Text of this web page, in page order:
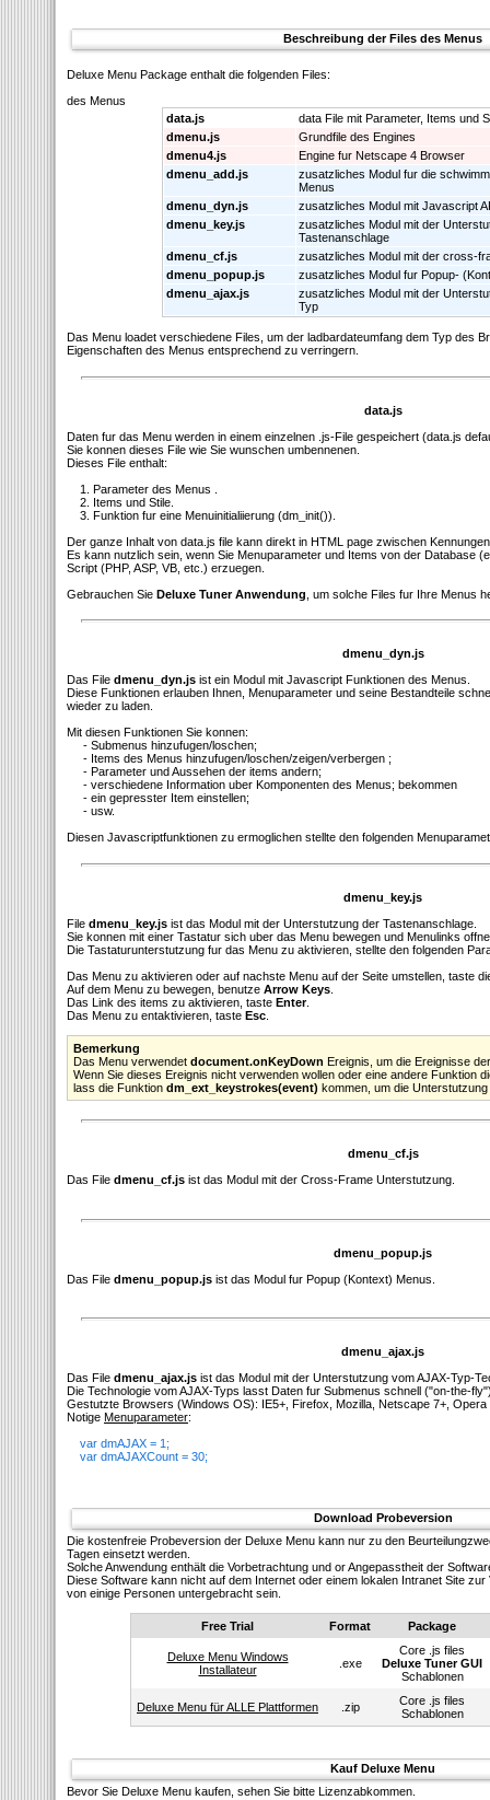
Beschreibung der Files des Menus
Deluxe Menu Package enthalt die folgenden Files:
des Menus
data.js
data File mit Parameter, Items und
dmenu.js
Grundfile des Engines
dmenu4.js
Engine fur Netscape 4 Browser
dmenu_add.js
zusatzliches Modul fur die
Menus
dmenu_dyn.js
zusatzliches Modul mit Javascript
dmenu_key.js
zusatzliches Modul mit der
Tastenanschlage
dmenu_cf.js
zusatzliches Modul mit der cross-
dmenu_popup.js
zusatzliches Modul fur Popup-
dmenu_ajax.js
zusatzliches Modul mit der
Typ
Das Menu loadet verschiedene Files, um der ladbardateumfang dem Typ des
Eigenschaften des Menus entsprechend zu verringern.
data.js
Daten fur das Menu werden in einem einzelnen .js-File gespeichert (data.js
Sie konnen dieses File wie Sie wunschen umbennenen.
Dieses File enthalt:
1. Parameter des Menus .
2. Items und Stile.
3. Funktion fur eine Menuinitialiierung (dm_init()).
Der ganze Inhalt von data.js file kann direkt in HTML page zwischen
Es kann nutzlich sein, wenn Sie Menuparameter und Items von der Database
Script (PHP, ASP, VB, etc.) erzuegen.
Gebrauchen Sie Deluxe Tuner Anwendung , um solche Files fur Ihre Menus
dmenu_dyn.js
Das File dmenu_dyn.js ist ein Modul mit Javascript Funktionen des Menus.
Diese Funktionen erlauben Ihnen, Menuparameter und seine Bestandteile
wieder zu laden.
Mit diesen Funktionen Sie konnen:
- Submenus hinzufugen/loschen;
- Items des Menus hinzufugen/loschen/zeigen/verbergen ;
- Parameter und Aussehen der items andern;
- verschiedene Information uber Komponenten des Menus; bekommen
- ein gepresster Item einstellen;
- usw.
Diesen Javascriptfunktionen zu ermoglichen stellte den folgenden
dmenu_key.js
File dmenu_key.js ist das Modul mit der Unterstutzung der Tastenanschlage.
Sie konnen mit einer Tastatur sich uber das Menu bewegen und Menulinks
Die Tastaturunterstutzung fur das Menu zu aktivieren, stellte den folgenden
Das Menu zu aktivieren oder auf nachste Menu auf der Seite umstellen, taste
Auf dem Menu zu bewegen, benutze Arrow Keys
Das Link des items zu aktivieren, taste Enter.
Das Menu zu entaktivieren, taste Esc
Bemerkung
Das Menu verwendet document.onKeyDown Ereignis, um die Ereignisse
Wenn Sie dieses Ereignis nicht verwenden wollen oder eine andere Funktion
lass die Funktion dm_ext_keystrokes(event) kommen, um die
dmenu_cf.js
Das File dmenu_cf.js ist das Modul mit der Cross-Frame Unterstutzung.
dmenu_popup.js
Das File dmenu_popup.js ist das Modul fur Popup (Kontext) Menus.
dmenu_ajax.js
Das File dmenu_ajax.js ist das Modul mit der Unterstutzung vom AJAX-Typ-
Die Technologie vom AJAX-Typs lasst Daten fur Submenus schnell ("on-the-
Gestutzte Browsers (Windows OS): IE5+, Firefox, Mozilla, Netscape 7+, Opera
Notige Menuparameter:
var dmAJAX = 1;
var dmAJAXCount = 30;
Download Probeversion
Die kostenfreie Probeversion der Deluxe Menu kann nur zu den
Tagen einsetzt werden.
Solсhe Anwendung enthält die Vorbetrachtung und or Angepasstheit der
Diese Software kann nicht auf dem Internet oder einem lokalen Intranet Site
von einige Personen untergebracht sein.
Free Trial Format Package
Deluxe Menu Windows
Installateur
.exe
Core .js files
Deluxe Tuner GUI
Schablonen
Deluxe Menu für ALLE Plattformen .zip
Core .js files
Schablonen
Kauf Deluxe Menu
Bevor Sie Deluxe Menu kaufen, sehen Sie bitte Lizenzabkommen.